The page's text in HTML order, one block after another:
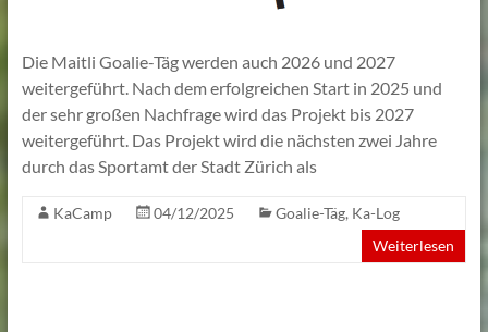
Die Maitli Goalie-Täg werden auch 2026 und 2027
weitergeführt. Nach dem erfolgreichen Start in 2025 und
der sehr großen Nachfrage wird das Projekt bis 2027
weitergeführt. Das Projekt wird die nächsten zwei Jahre
durch das Sportamt der Stadt Zürich als
KaCamp 04/12/2025 Goalie-Täg, Ka-Log
Weiterlesen